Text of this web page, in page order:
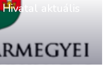
Hivatal aktuális